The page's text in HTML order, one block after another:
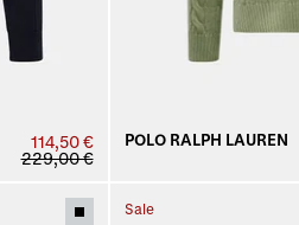
114,50 €
229,00 €
POLO RALPH LAUREN
Sale